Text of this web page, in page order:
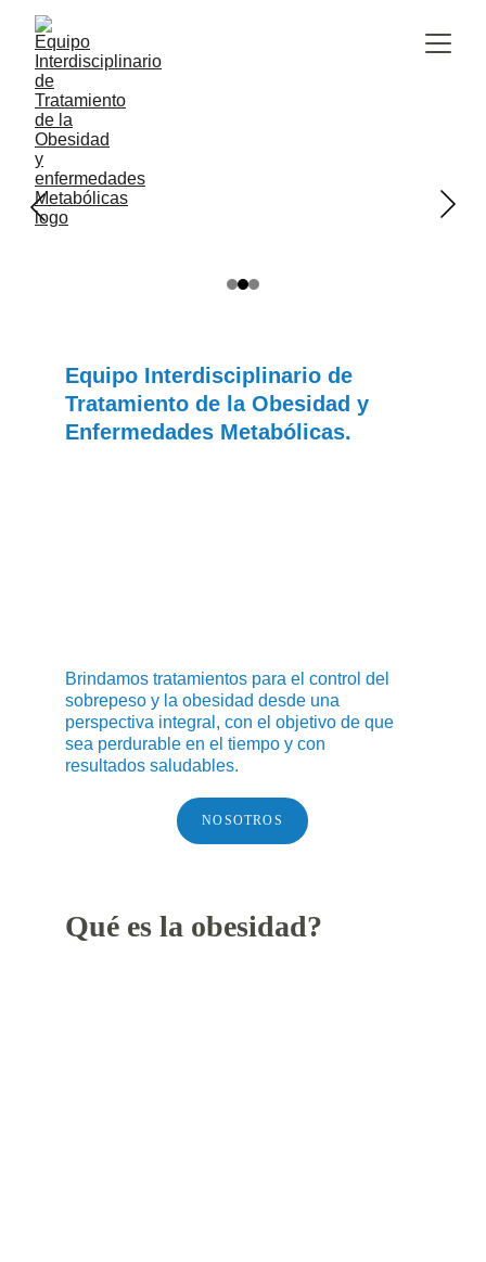
NOSOTROS
Brindamos tratamientos para el control del
sobrepeso y la obesidad desde una
perspectiva integral, con el objetivo de que
sea perdurable en el tiempo y con
resultados saludables.
Equipo Interdisciplinario de
Tratamiento de la Obesidad y
Enfermedades Metabólicas.
Qué es la obesidad?